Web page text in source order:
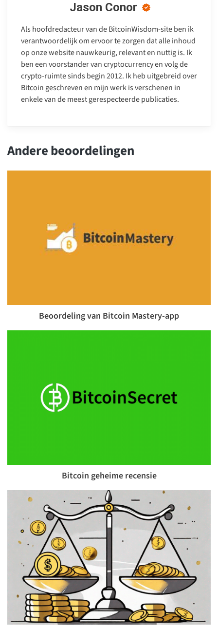
Jason Conor
Als hoofdredacteur van de BitcoinWisdom-site ben ik
verantwoordelijk om ervoor te zorgen dat alle inhoud
op onze website nauwkeurig, relevant en nuttig is. Ik
ben een voorstander van cryptocurrency en volg de
crypto-ruimte sinds begin 2012. Ik heb uitgebreid over
Bitcoin geschreven en mijn werk is verschenen in
enkele van de meest gerespecteerde publicaties.
Andere beoordelingen
Beoordeling van Bitcoin Mastery-app
Bitcoin geheime recensie